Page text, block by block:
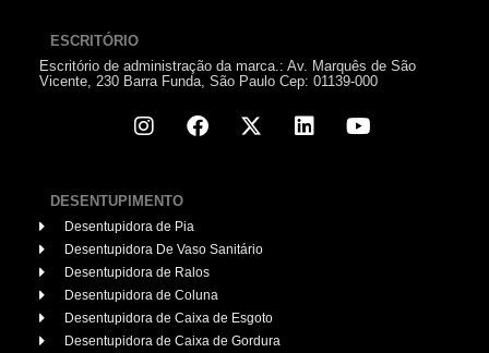
ESCRITÓRIO
Escritório de administração da marca.: Av. Marquês de São
Vicente, 230 Barra Funda, São Paulo Cep: 01139-000
DESENTUPIMENTO
Desentupidora de Pia
Desentupidora De Vaso Sanitário
Desentupidora de Ralos
Desentupidora de Coluna
Desentupidora de Caixa de Esgoto
Desentupidora de Caixa de Gordura